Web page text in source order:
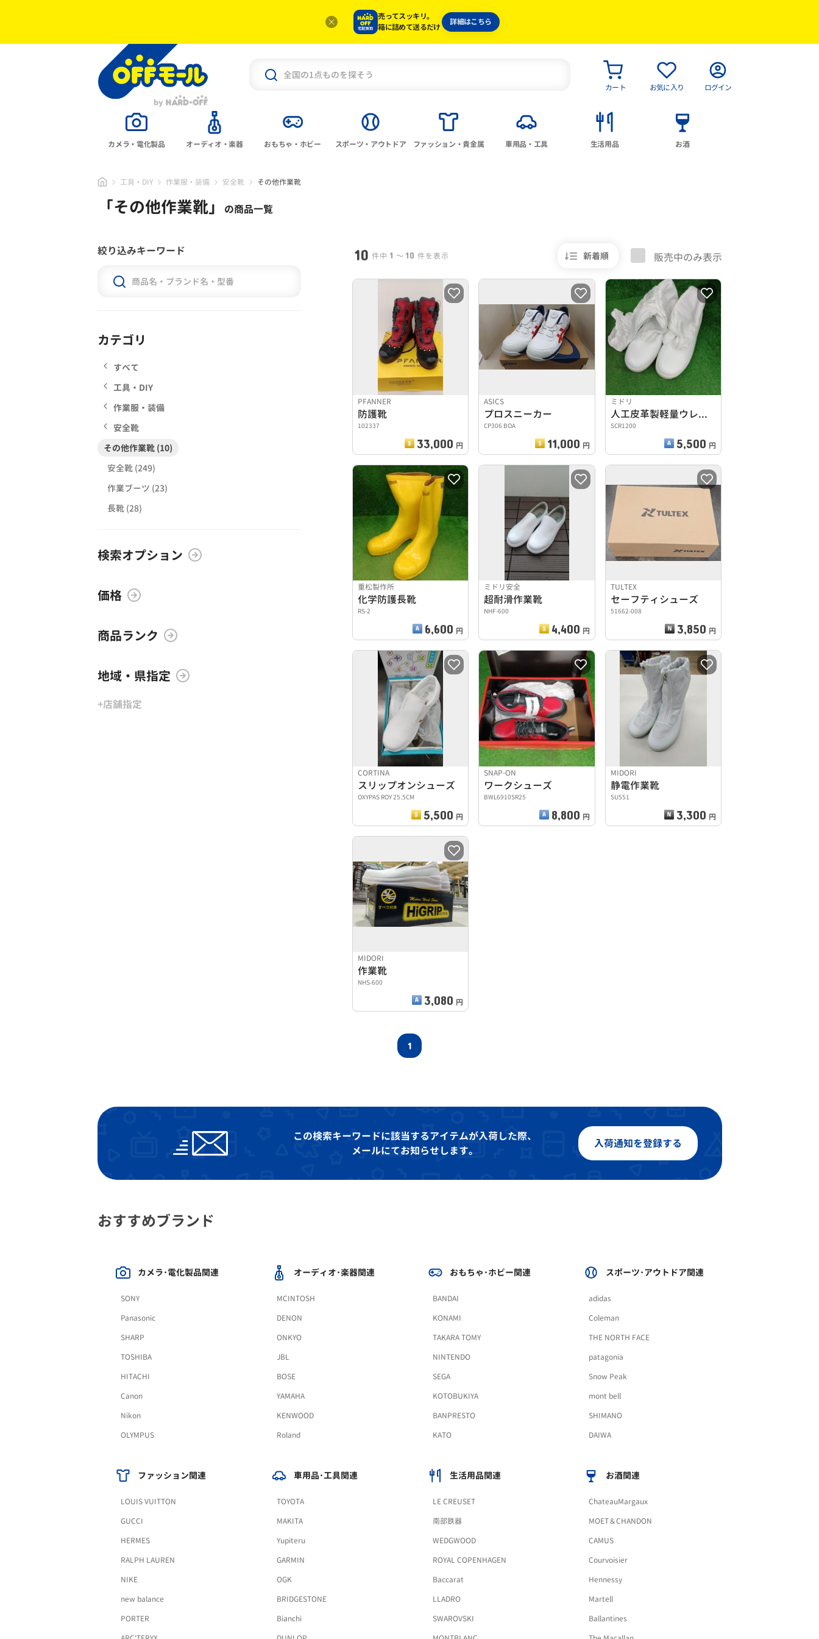
売ってスッキリ。
箱に詰めて送るだけ
詳細はこちら
カート お気に入り ログイン
カメラ・電化製品 オーディオ・楽器 おもちゃ・ホビー スポーツ・アウトドア ファッション・貴金属 車用品・工具 生活用品 お酒
工具・DIY 作業服・装備 安全靴 その他作業靴
「その他作業靴」 の商品一覧
絞り込みキーワード
カテゴリ
すべて
工具・DIY
作業服・装備
安全靴
その他作業靴 (10)
安全靴 (249)
作業ブーツ (23)
長靴 (28)
検索オプション
価格
商品ランク
地域・県指定
+店舗指定
10 件中 1 〜 10 件を表示 新着順 販売中のみ表示
PFANNER
防護靴
102337
33,000 円
ASICS
プロスニーカー
CP306 BOA
11,000 円
ミドリ
人工皮革製軽量ウレタン2層底一般静電気保護靴
SCR1200
5,500 円
重松製作所
化学防護長靴
RS-2
6,600 円
ミドリ安全
超耐滑作業靴
NHF-600
4,400 円
TULTEX
セーフティシューズ
51662-008
3,850 円
CORTINA
スリップオンシューズ
OXYPAS ROY 25.5CM
5,500 円
SNAP-ON
ワークシューズ
BWL6910SR25
8,800 円
MIDORI
静電作業靴
SU551
3,300 円
MIDORI
作業靴
NHS-600
3,080 円
1
入荷通知を登録する
この検索キーワードに該当するアイテムが入荷した際、
メールにてお知らせします。
おすすめブランド
カメラ･電化製品関連
SONY
Panasonic
SHARP
TOSHIBA
HITACHI
Canon
Nikon
OLYMPUS
オーディオ･楽器関連
MCINTOSH
DENON
ONKYO
JBL
BOSE
YAMAHA
KENWOOD
Roland
おもちゃ･ホビー関連
BANDAI
KONAMI
TAKARA TOMY
NINTENDO
SEGA
KOTOBUKIYA
BANPRESTO
KATO
スポーツ･アウトドア関連
adidas
Coleman
THE NORTH FACE
patagonia
Snow Peak
mont bell
SHIMANO
DAIWA
ファッション関連
LOUIS VUITTON
GUCCI
HERMES
RALPH LAUREN
NIKE
new balance
PORTER
車用品･工具関連
TOYOTA
MAKITA
Yupiteru
GARMIN
OGK
BRIDGESTONE
Bianchi
生活用品関連
LE CREUSET
南部鉄器
WEDGWOOD
ROYAL COPENHAGEN
Baccarat
LLADRO
SWAROVSKI
お酒関連
ChateauMargaux
MOET＆CHANDON
CAMUS
Courvoisier
Hennessy
Martell
Ballantines